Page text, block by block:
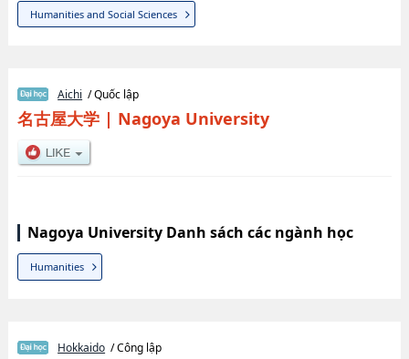
Humanities and Social Sciences
Aichi / Quốc lập
名古屋大学| Nagoya University
Nagoya University Danh sách các ngành học
Humanities
Hokkaido / Công lập